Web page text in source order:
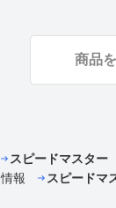
スピードマスタ
情報 スピード